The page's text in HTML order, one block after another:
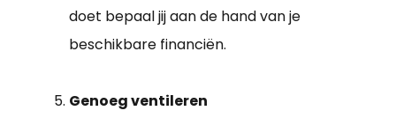
doet bepaal jij aan de hand van je
beschikbare financiën.
Genoeg ventileren